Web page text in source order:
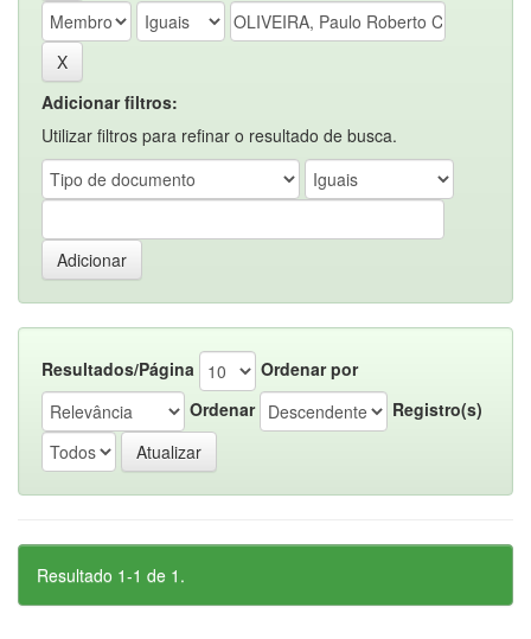
Adicionar filtros:
Utilizar filtros para refinar o resultado de busca.
Resultados/Página
Ordenar por
Ordenar
Registro(s)
Resultado 1-1 de 1.